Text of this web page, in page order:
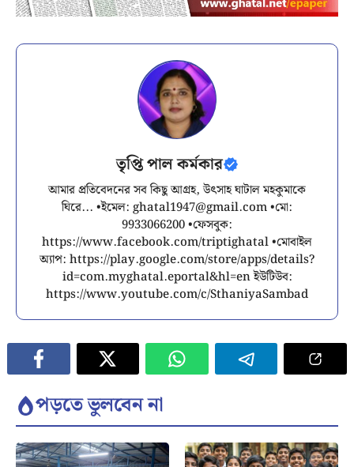
তৃপ্তি পাল কর্মকার
আমার প্রতিবেদনের সব কিছু আগ্রহ, উৎসাহ ঘাটাল মহকুমাকে
ঘিরে... •ইমেল: ghatal1947@gmail.com•মো:
9933066200 •ফেসবুক:
https://www.facebook.com/triptighatal •মোবাইল
অ্যাপ: https://play.google.com/store/apps/details?
id=com.myghatal.eportal&hl=en ইউটিউব:
https://www.youtube.com/c/SthaniyaSambad
পড়তে ভুলবেন না